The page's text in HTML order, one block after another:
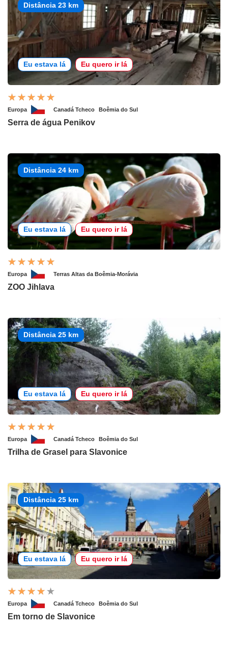
Distância 23 km
Eu estava lá Eu quero ir lá
Europa Canadá Tcheco Boêmia do Sul
Serra de água Penikov
Distância 24 km
Eu estava lá Eu quero ir lá
Europa Terras Altas da Boêmia-Morávia
ZOO Jihlava
Distância 25 km
Eu estava lá Eu quero ir lá
Europa Canadá Tcheco Boêmia do Sul
Trilha de Grasel para Slavonice
Distância 25 km
Eu estava lá Eu quero ir lá
Europa Canadá Tcheco Boêmia do Sul
Em torno de Slavonice